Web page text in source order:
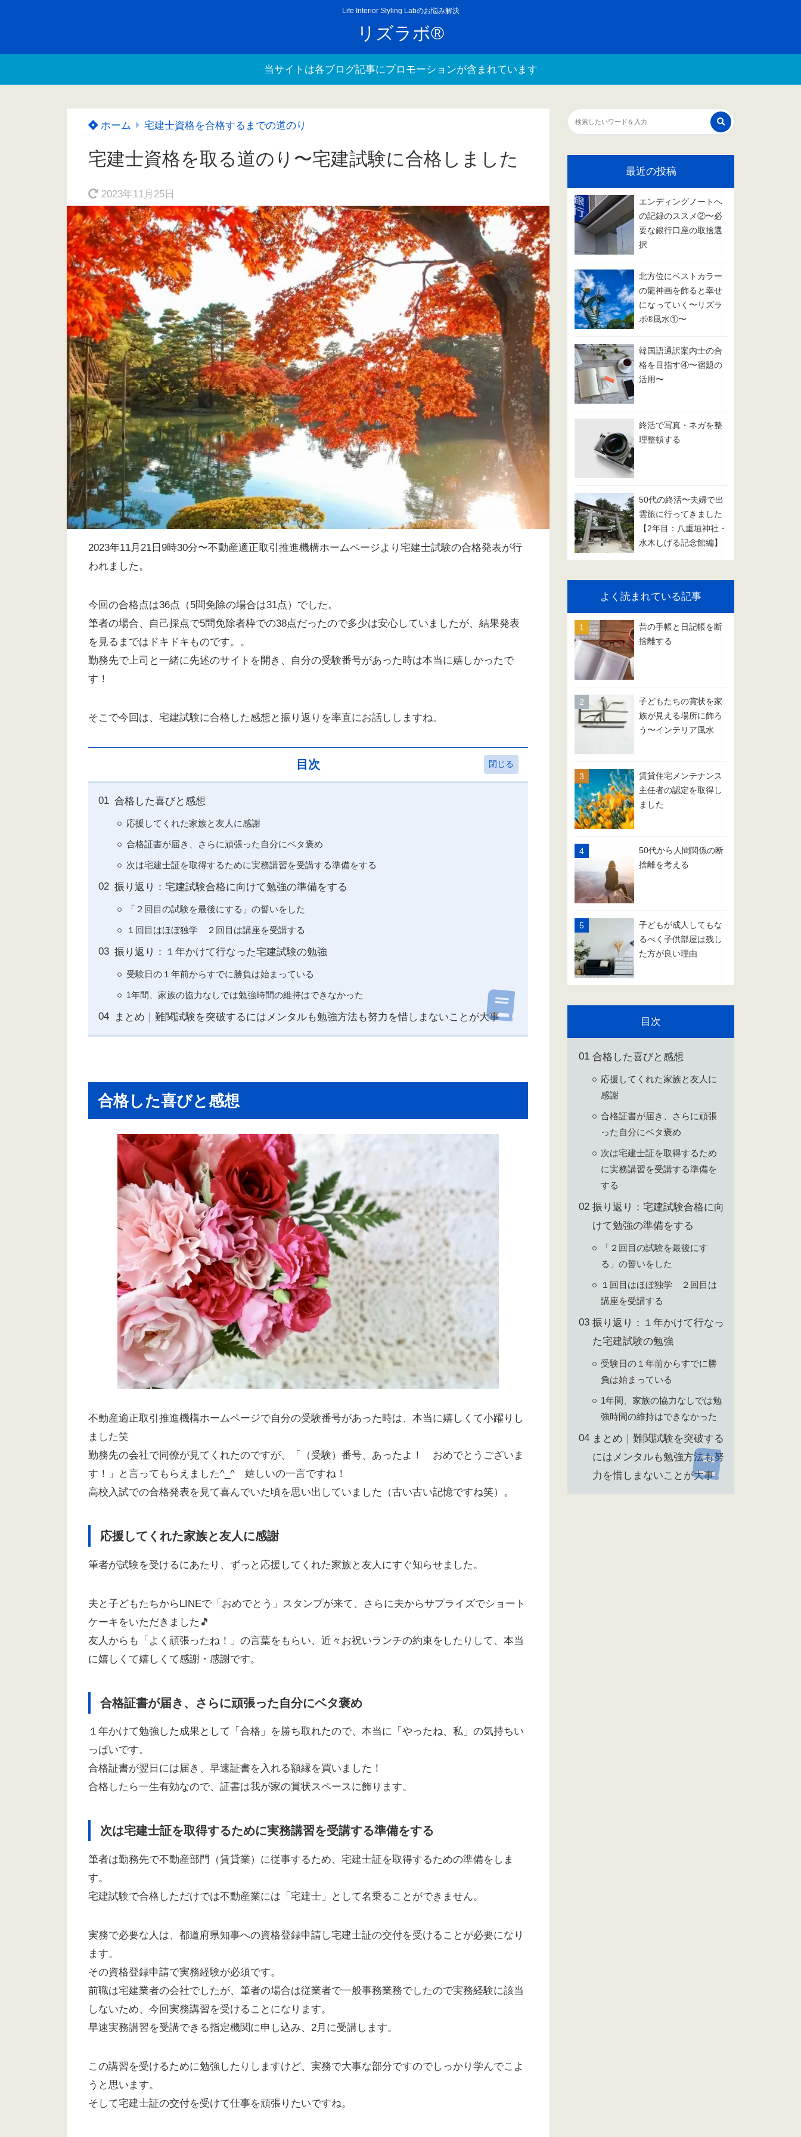
Life Interior Styling Labのお悩み解決
リズラボ®
当サイトは各ブログ記事にプロモーションが含まれています
ホーム 宅建士資格を合格するまでの道のり
宅建士資格を取る道のり〜宅建試験に合格しました
2023年11月25日
2023年11月21日9時30分〜不動産適正取引推進機構ホームページより宅建士試験の合格発表が行
われました。
今回の合格点は36点（5問免除の場合は31点）でした。
筆者の場合、自己採点で5問免除者枠での38点だったので多少は安心していましたが、結果発表
を見るまではドキドキものです。。
勤務先で上司と一緒に先述のサイトを開き、自分の受験番号があった時は本当に嬉しかったで
す！
そこで今回は、宅建試験に合格した感想と振り返りを率直にお話ししますね。
目次
合格した喜びと感想
応援してくれた家族と友人に感謝
合格証書が届き、さらに頑張った自分にベタ褒め
次は宅建士証を取得するために実務講習を受講する準備をする
振り返り：宅建試験合格に向けて勉強の準備をする
「２回目の試験を最後にする」の誓いをした
１回目はほぼ独学 ２回目は講座を受講する
振り返り：１年かけて行なった宅建試験の勉強
受験日の１年前からすでに勝負は始まっている
1年間、家族の協力なしでは勉強時間の維持はできなかった
まとめ｜難関試験を突破するにはメンタルも勉強方法も努力を惜しまないことが大事
合格した喜びと感想
不動産適正取引推進機構ホームページで自分の受験番号があった時は、本当に嬉しくて小躍りし
ました笑
勤務先の会社で同僚が見てくれたのですが、「（受験）番号、あったよ！ おめでとうございま
す！」と言ってもらえました^_^ 嬉しいの一言ですね！
高校入試での合格発表を見て喜んでいた頃を思い出していました（古い古い記憶ですね笑）。
応援してくれた家族と友人に感謝
筆者が試験を受けるにあたり、ずっと応援してくれた家族と友人にすぐ知らせました。
夫と子どもたちからLINEで「おめでとう」スタンプが来て、さらに夫からサプライズでショート
ケーキをいただきました🎵
友人からも「よく頑張ったね！」の言葉をもらい、近々お祝いランチの約束をしたりして、本当
に嬉しくて嬉しくて感謝・感謝です。
合格証書が届き、さらに頑張った自分にベタ褒め
１年かけて勉強した成果として「合格」を勝ち取れたので、本当に「やったね、私」の気持ちい
っぱいです。
合格証書が翌日には届き、早速証書を入れる額縁を買いました！
合格したら一生有効なので、証書は我が家の賞状スペースに飾ります。
次は宅建士証を取得するために実務講習を受講する準備をする
筆者は勤務先で不動産部門（賃貸業）に従事するため、宅建士証を取得するための準備をしま
す。
宅建試験で合格しただけでは不動産業には「宅建士」として名乗ることができません。
実務で必要な人は、都道府県知事への資格登録申請し宅建士証の交付を受けることが必要になり
ます。
その資格登録申請で実務経験が必須です。
前職は宅建業者の会社でしたが、筆者の場合は従業者で一般事務業務でしたので実務経験に該当
しないため、今回実務講習を受けることになります。
早速実務講習を受講できる指定機関に申し込み、2月に受講します。
この講習を受けるために勉強したりしますけど、実務で大事な部分ですのでしっかり学んでこよ
うと思います。
そして宅建士証の交付を受けて仕事を頑張りたいですね。
最近の投稿
エンディングノートへ
の記録のススメ②〜必
要な銀行口座の取捨選
択
北方位にベストカラー
の龍神画を飾ると幸せ
になっていく〜リズラ
ボ®️風水①〜
韓国語通訳案内士の合
格を目指す④〜宿題の
活用〜
終活で写真・ネガを整
理整頓する
50代の終活〜夫婦で出
雲旅に行ってきました
【2年目：八重垣神社・
水木しげる記念館編】
よく読まれている記事
昔の手帳と日記帳を断
捨離する
子どもたちの賞状を家
族が見える場所に飾ろ
う〜インテリア風水
賃貸住宅メンテナンス
主任者の認定を取得し
ました
50代から人間関係の断
捨離を考える
子どもが成人してもな
るべく子供部屋は残し
た方が良い理由
目次
合格した喜びと感想
応援してくれた家族と友人に
感謝
合格証書が届き、さらに頑張
った自分にベタ褒め
次は宅建士証を取得するため
に実務講習を受講する準備を
する
振り返り：宅建試験合格に向
けて勉強の準備をする
「２回目の試験を最後にす
る」の誓いをした
１回目はほぼ独学 ２回目は
講座を受講する
振り返り：１年かけて行なっ
た宅建試験の勉強
受験日の１年前からすでに勝
負は始まっている
1年間、家族の協力なしでは勉
強時間の維持はできなかった
まとめ｜難関試験を突破する
にはメンタルも勉強方法も努
力を惜しまないことが大事